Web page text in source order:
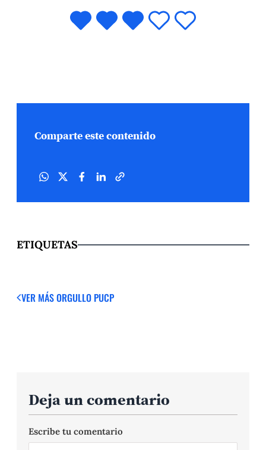
Comparte este contenido
ETIQUETAS
VER MÁSORGULLO PUCP
Deja un comentario
Escribe tu comentario